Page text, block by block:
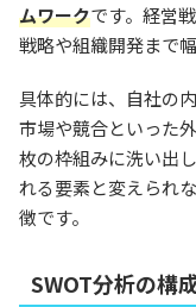
ムワークです。経営
戦略や組織開発まで
具体的には、自社の
市場や競合といった
枚の枠組みに洗い出
れる要素と変えられ
徴です。
SWOT分析の構